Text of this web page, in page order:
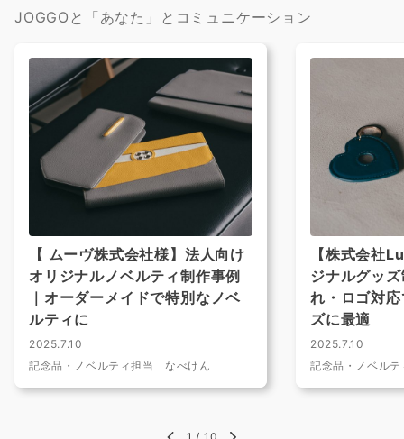
JOGGOと「あなた」とコミュニケーション
【 ムーヴ株式会社様】法人向け
オリジナルノベルティ制作事例
｜オーダーメイドで特別なノベ
ルティに
2025.7.10
記念品・ノベルティ担当 なべけん
【株式会社
ジナルグッ
れ・ロゴ対
ズに最適
2025.7.10
記念品・ノベル